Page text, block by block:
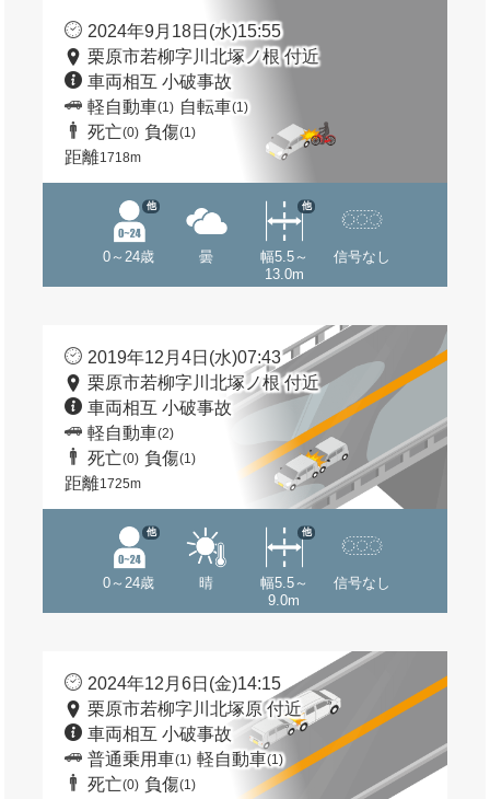
2024年9月18日(水)15:55
栗原市若柳字川北塚ノ根 付近
車両相互 小破事故
軽自動車(1) 自転車(1)
死亡(0) 負傷(1)
距離1718m
0～24歳
他
曇
幅5.5～
13.0m
他
信号なし
2019年12月4日(水)07:43
栗原市若柳字川北塚ノ根 付近
車両相互 小破事故
軽自動車(2)
死亡(0) 負傷(1)
距離1725m
0～24歳
他
晴
幅5.5～
9.0m
他
信号なし
2024年12月6日(金)14:15
栗原市若柳字川北塚原 付近
車両相互 小破事故
普通乗用車(1) 軽自動車(1)
死亡(0) 負傷(1)